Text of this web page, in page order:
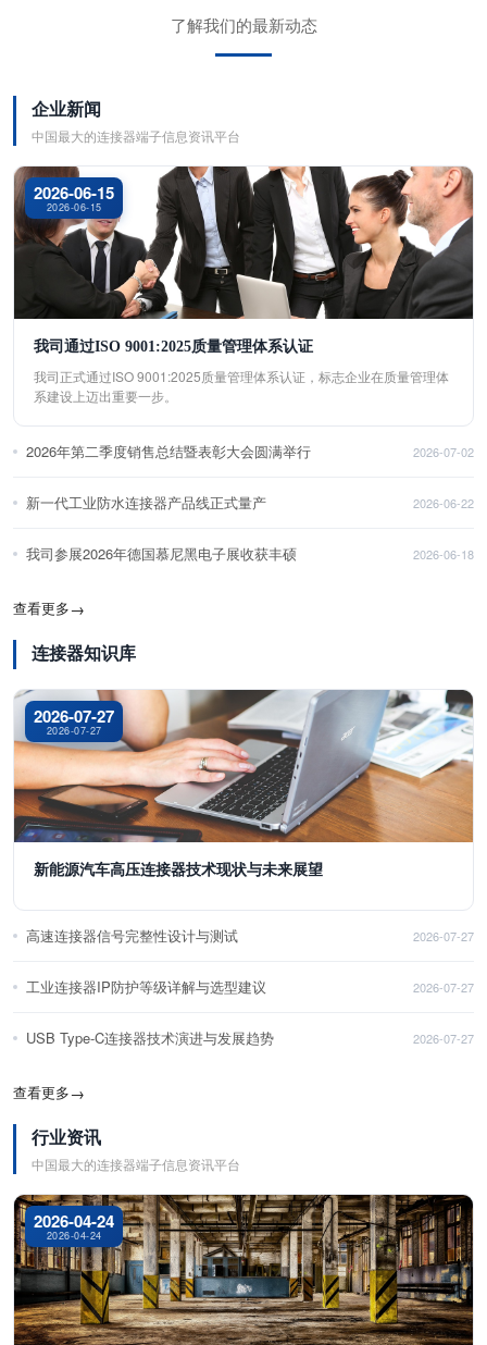
了解我们的最新动态
企业新闻
中国最大的连接器端子信息资讯平台
2026-06-15
2026-06-15
我司通过ISO 9001:2025质量管理体系认证
我司正式通过ISO 9001:2025质量管理体系认证，标志企业在质量管理体
系建设上迈出重要一步。
2026年第二季度销售总结暨表彰大会圆满举行 2026-07-02
新一代工业防水连接器产品线正式量产 2026-06-22
我司参展2026年德国慕尼黑电子展收获丰硕 2026-06-18
查看更多→
连接器知识库
2026-07-27
2026-07-27
新能源汽车高压连接器技术现状与未来展望
高速连接器信号完整性设计与测试 2026-07-27
工业连接器IP防护等级详解与选型建议 2026-07-27
USB Type-C连接器技术演进与发展趋势 2026-07-27
查看更多→
行业资讯
中国最大的连接器端子信息资讯平台
2026-04-24
2026-04-24